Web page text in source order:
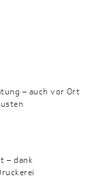
– auch vor Ort
– dank